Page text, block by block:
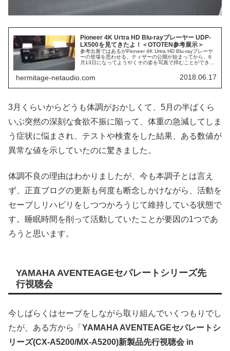
Pioneer 4K Urtra HD Blu-rayプレーヤー UDP-
LX500を見てきたよ！＜OTOTEN参考展示＞
参考出展ではあるがPioneer 4K Urtra HD Blu-rayプレーヤ
ーの登場を思わせる、ティザーの公開が始まってから、6
月13日になってようやくその姿を写真で拝むことができた
hermitage-netaudio.com 2018.06.17
3月くらいからどうも体調がおかしくて、5月の半ばくら
いぶ突然の深刻な食欲不振に陥って、体重の急減してしま
う症状に悩まされ、テストや検査をした結果、ある数値が
異常な値を示していたのに驚きました。
体調不良の理由はわかりましたが、今も本調子とは言え
ず、正直ブログの更新も何度も断念しかけながら、活動を
セーブしリハビリをしつつかろうじて維持している状態で
す。睡眠時間を削って活動していたことが要因の1つであ
ろうと思います。
YAMAHA AVENTEAGEセパレートシリーズ先
行視聴会
今しばらくはセーブをしながら取り組んでいくつもりでし
たが、ある方から「 YAMAHA AVENTEAGEセパレートシ
リーズ(CX-A5200/MX-A5200)新製品先行視聴会 in